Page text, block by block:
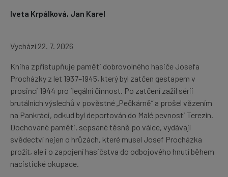
Iveta Krpálková, Jan Karel
Vychází 22. 7. 2026
Kniha zpřístupňuje paměti dobrovolného hasiče Josefa
Procházky z let 1937–1945, který byl zatčen gestapem v
prosinci 1944 pro ilegální činnost. Po zatčení zažil sérii
brutálních výslechů v pověstné „Pečkárně“ a prošel vězením
na Pankráci, odkud byl deportován do Malé pevnosti Terezín.
Dochované paměti, sepsané těsně po válce, vydávají
svědectví nejen o hrůzách, které musel Josef Procházka
prožít, ale i o zapojení hasičstva do odbojového hnutí během
nacistické okupace.